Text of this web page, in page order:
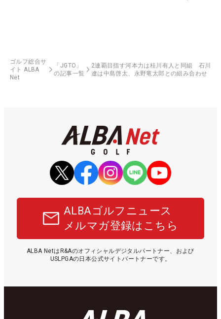
ゴルフ総合サ
イト ALBA
Net
「JGTO」
の記事一覧
2連覇目指す河本力は桂川有人と同組 石川
遼は中島啓太、永野竜太郎との組み合わせ
ALBAゴルフニュース
メルマガ登録はこちら
ALBA NetはR&Aのオフィシャルデジタルパートナー、および
USLPGAの日本公式サイトパートナーです。